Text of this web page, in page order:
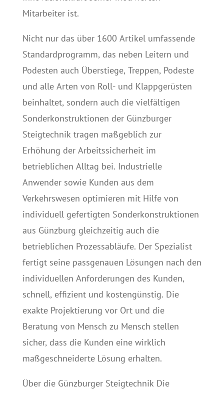
Mitarbeiter ist.
Nicht nur das über 1600 Artikel umfassende
Standardprogramm, das neben Leitern und
Podesten auch Überstiege, Treppen, Podeste
und alle Arten von Roll- und Klappgerüsten
beinhaltet, sondern auch die vielfältigen
Sonderkonstruktionen der Günzburger
Steigtechnik tragen maßgeblich zur
Erhöhung der Arbeitssicherheit im
betrieblichen Alltag bei. Industrielle
Anwender sowie Kunden aus dem
Verkehrswesen optimieren mit Hilfe von
individuell gefertigten Sonderkonstruktionen
aus Günzburg gleichzeitig auch die
betrieblichen Prozessabläufe. Der Spezialist
fertigt seine passgenauen Lösungen nach den
individuellen Anforderungen des Kunden,
schnell, effizient und kostengünstig. Die
exakte Projektierung vor Ort und die
Beratung von Mensch zu Mensch stellen
sicher, dass die Kunden eine wirklich
maßgeschneiderte Lösung erhalten.
Über die Günzburger Steigtechnik Die